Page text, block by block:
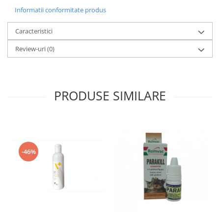
Informatii conformitate produs
Caracteristici
Review-uri(0)
PRODUSE SIMILARE
-46%